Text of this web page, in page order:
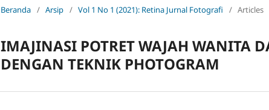
Beranda / Arsip / Vol 1 No 1 (2021): Retina Jurnal Fotografi / Articles
IMAJINASI POTRET WAJAH WANITA
DENGAN TEKNIK PHOTOGRAM